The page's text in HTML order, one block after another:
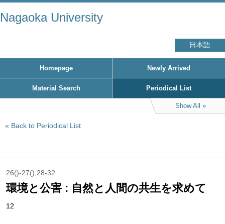
Nagaoka University
日本語
Homepage Newly Arrived
Material Search Periodical List
Show All
Back to Periodical List
26()-27(),28-32
環境と公害 : 自然と人間の共生を求めて
12